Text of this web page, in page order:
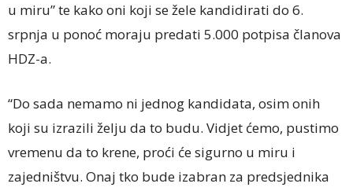
u miru” te kako oni koji se žele kandidirati do 6.
srpnja u ponoć moraju predati 5.000 potpisa članova
HDZ-a.
“Do sada nemamo ni jednog kandidata, osim onih
koji su izrazili želju da to budu. Vidjet ćemo, pustimo
vremenu da to krene, proći će sigurno u miru i
zajedništvu. Onaj tko bude izabran za predsjednika